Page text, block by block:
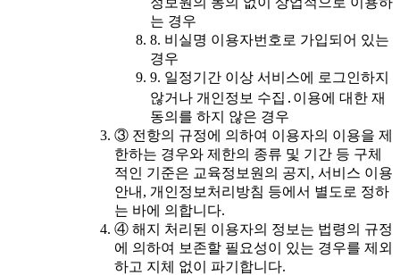
는 경우
8. 비실명 이용자번호로 가입되어 있는
경우
9. 일정기간 이상 서비스에 로그인하지
않거나 개인정보 수집․이용에 대한 재
동의를 하지 않은 경우
③ 전항의 규정에 의하여 이용자의 이용을 제
한하는 경우와 제한의 종류 및 기간 등 구체
적인 기준은 교육정보원의 공지, 서비스 이용
안내, 개인정보처리방침 등에서 별도로 정하
는 바에 의합니다.
④ 해지 처리된 이용자의 정보는 법령의 규정
에 의하여 보존할 필요성이 있는 경우를 제외
하고 지체 없이 파기합니다.